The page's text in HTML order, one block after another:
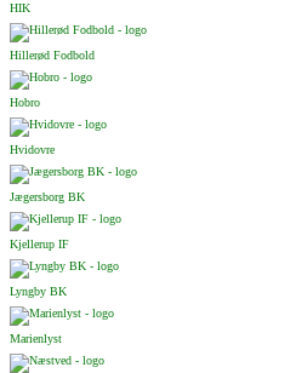
HIK
Hillerød Fodbold
Hobro
Hvidovre
Jægersborg BK
Kjellerup IF
Lyngby BK
Marienlyst